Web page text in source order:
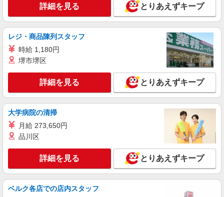
名阪食品株式会社 大阪事業部
調理補助（保育園での調理・盛付・洗浄）
時給1180円〜1280円 経験・能力などによって
考慮いたします♪ まずはご相談ください。
大阪府大阪市住吉区我孫子東3丁目2番25号
コーポYM21 201 『四恩るり2乳児保育園』
キープ 詳細を見る
株式会社魚国総本社
栄養士・調理師・調理員
大阪府大阪市住吉区苅田５－１７－２５ 認定
こども園 ひまわり幼稚園内 事業所
キープ
詳細を見る とりあえずキープ
レジ・商品陳列スタッフ
時給 1,180円
堺市堺区
詳細を見る とりあえずキープ
大学病院の清掃
月給 273,650円
品川区
詳細を見る とりあえずキープ
ベルク各店での店内スタッフ